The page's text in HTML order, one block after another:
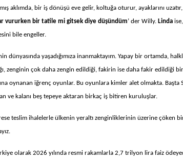
aklımda, bir iş dönüşü eve gelir, koltuğa oturur, ayaklarını uzatır,
vururken bir tatile mi gitsek diye düşündüm’ der Willy. Linda ise,
bile engeller.
dünyasında yaşadığımıza inanmaktayım. Yapay bir ortamda,
zenginin çok daha zengin edildiği, fakirin ise daha fakir edildiği
oynanan iğrenç oyunlar. Bu oyunlara kimler alet olmakta. Başta
ve kalanı beş tepeye aktaran birkaç iş bitiren kuruluşlar.
teslim ihalelerle ülkenin yeraltı zenginliklerinin üzerine çöken
olarak 2026 yılında resmi rakamlarla 2,7 trilyon lira faiz